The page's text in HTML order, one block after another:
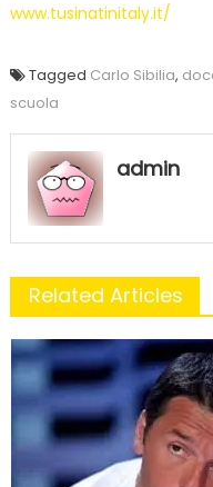
www.tusinatinitaly.it/
Tagged Carlo Sibilia,
scuola
admin
Related Articles